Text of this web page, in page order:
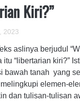
Kiri?”
2023
aslinya berjudul
itu “libertarian kiri?”
bawah tanah yang
elemen-
dan tulisan-tulisan